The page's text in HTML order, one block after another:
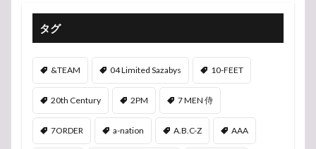
タグ
&TEAM 04 Limited Sazabys 10-FEET
20th Century 2PM 7 MEN 侍
7ORDER a-nation A.B.C-Z AAA